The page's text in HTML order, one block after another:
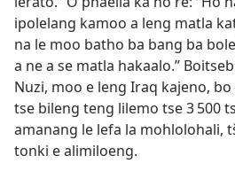
ipolelang kamoo a leng matla
na le moo batho ba bang ba
a ne a se matla hakaalo.”
Nuzi, moo e leng Iraq kajeno,
tse bileng teng lilemo tse 3 500
amanang le lefa la mohlolohali,
tonki e alimiloeng.